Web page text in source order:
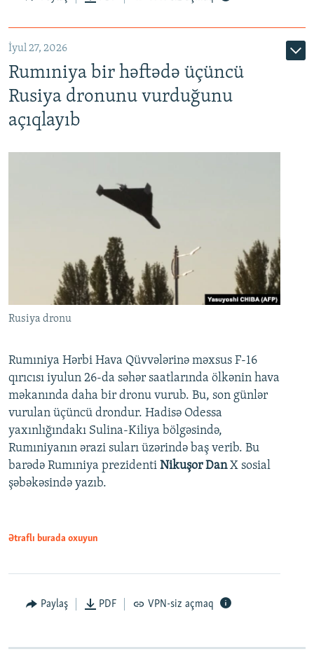
İyul 27, 2026
Rumıniya bir həftədə üçüncü
Rusiya dronunu vurduğunu
açıqlayıb
Rusiya dronu
Rumıniya Hərbi Hava Qüvvələrinə məxsus F-16
qırıcısı iyulun 26-da səhər saatlarında ölkənin hava
məkanında daha bir dronu vurub. Bu, son günlər
vurulan üçüncü drondur. Hadisə Odessa
yaxınlığındakı Sulina-Kiliya bölgəsində,
Rumıniyanın ərazi suları üzərində baş verib. Bu
barədə Rumıniya prezidenti Nikuşor DanX sosial
şəbəkəsində yazıb.
Ətraflı burada oxuyun
Paylaş PDF VPN-siz açmaq